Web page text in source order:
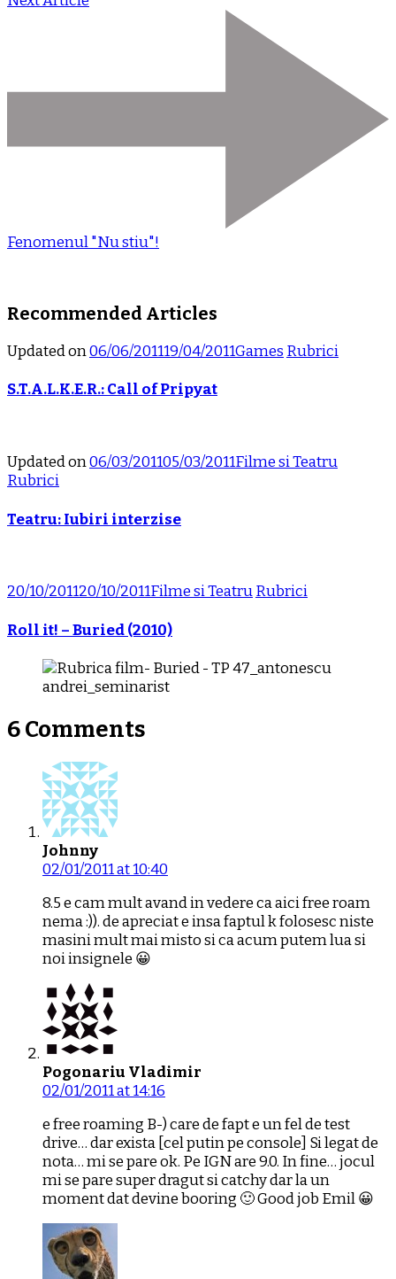
Fenomenul "Nu stiu"!
Recommended Articles
Updated on06/06/201119/04/2011Games Rubrici
S.T.A.L.K.E.R.: Call of Pripyat
Updated on06/03/201105/03/2011Filme si Teatru
Rubrici
Teatru: Iubiri interzise
20/10/201120/10/2011Filme si TeatruRubrici
Roll it! – Buried (2010)
6 Comments
Johnny
02/01/2011 at 10:40
8.5 e cam mult avand in vedere ca aici free roam
nema :)). de apreciat e insa faptul k folosesc niste
masini mult mai misto si ca acum putem lua si
noi insignele 😀
Pogonariu Vladimir
02/01/2011 at 14:16
e free roaming B-) care de fapt e un fel de test
drive… dar exista [cel putin pe console] Si legat de
nota… mi se pare ok. Pe IGN are 9.0. In fine… jocul
mi se pare super dragut si catchy dar la un
moment dat devine booring 🙂 Good job Emil 😀